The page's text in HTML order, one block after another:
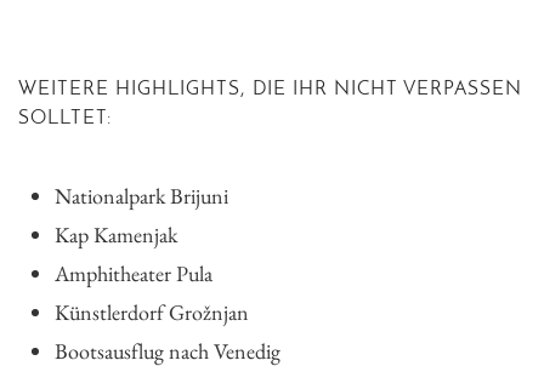
WEITERE HIGHLIGHTS, DIE IHR NICHT VERPASSEN
SOLLTET:
Nationalpark Brijuni
Kap Kamenjak
Amphitheater Pula
Künstlerdorf Grožnjan
Bootsausflug nach Venedig